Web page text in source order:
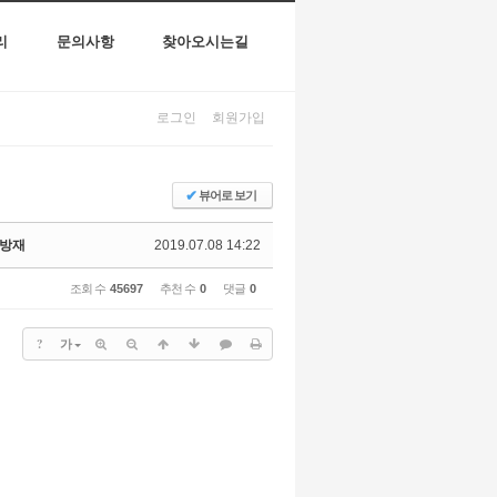
문의사항 찾아오시는길
로그인 회원가입
✔뷰어로 보기
2019.07.08 14:22
재
조회 수 45697 추천 수 0 댓글 0
? 가